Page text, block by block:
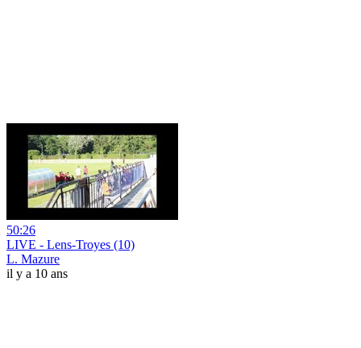
50:26
LIVE - Lens-Troyes (10)
L. Mazure
il y a 10 ans